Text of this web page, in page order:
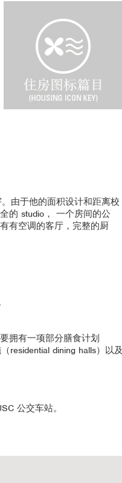
n
g
I
由于他的面积设计和距离校
的 studio， 一个房间的公
有空调的客厅，完整的厨
拥有一项部分膳食计划
residential dining halls）以及
公交车站。